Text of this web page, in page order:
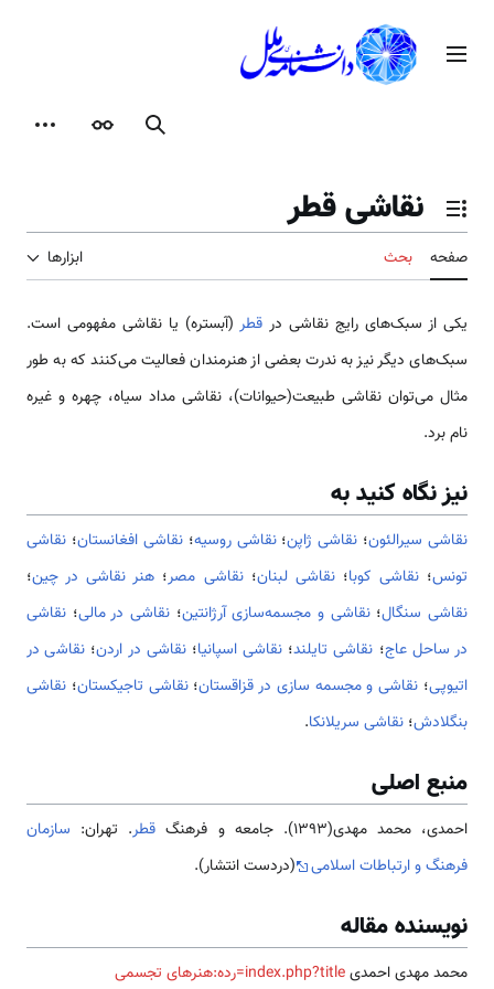
محتوامنوی اصلی
جستجوظاهر
تغییر وضعیت فهرست محتویات
نقاشی قطر
صفحه بحث ابزارها
یكی از سبک‌های رایج نقاشی در قطر(آبستره) یا نقاشی مفهومی است.
سبک‌های دیگر نیز به ندرت بعضی از هنرمندان فعالیت می‌كنند كه به طور
مثال می‌توان نقاشی طبیعت(حیوانات)، نقاشی مداد سیاه، چهره و غیره
نام برد.
نیز نگاه کنید به
نقاشی سیرالئون؛ نقاشی ژاپن؛نقاشی روسیه؛نقاشی افغانستان؛ نقاشی
تونس؛نقاشی کوبا؛نقاشی لبنان؛نقاشی مصر؛ هنر نقاشی در چین؛
نقاشی سنگال؛نقاشی و مجسمه‌سازی آرژانتین؛ نقاشی در مالی؛ نقاشی
در ساحل عاج؛ نقاشی تایلند؛ نقاشی اسپانیا؛نقاشی در اردن؛ نقاشی در
اتیوپی؛ نقاشی و مجسمه سازی در قزاقستان؛نقاشی تاجیکستان؛ نقاشی
بنگلادش؛ نقاشی سریلانکا.
منبع اصلی
احمدی، محمد مهدی(1393). جامعه و فرهنگ قطر. تهران: سازمان
فرهنگ و ارتباطات اسلامی
(دردست انتشار).
نویسنده مقاله
محمد مهدی احمدیindex.php?title=رده:هنرهای تجسمی